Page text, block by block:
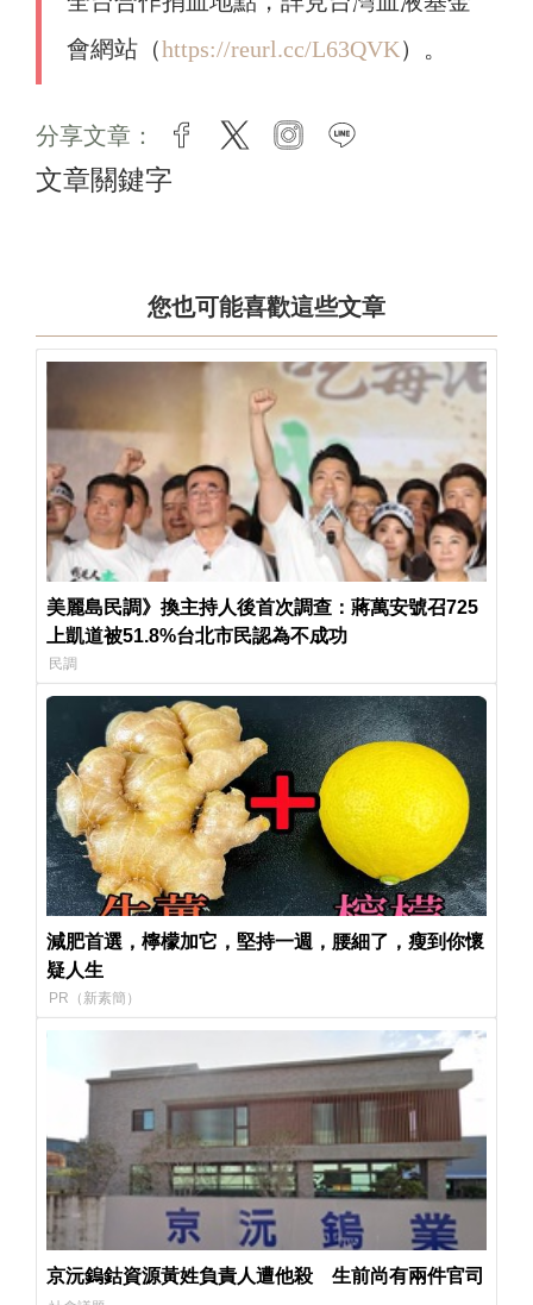
會網站（https://reurl.cc/L63QVK）。
分享文章： facebook
twitter instagram
文章關鍵字
您也可能喜歡這些文章
美麗島民調》換主持人後首次調查：蔣萬安號召725
上凱道被51.8%台北市民認為不成功
民調
減肥首選，檸檬加它，堅持一週，腰細了，瘦到你懷
疑人生
PR（新素簡）
京沅鎢鈷資源黃姓負責人遭他殺 生前尚有兩件官司